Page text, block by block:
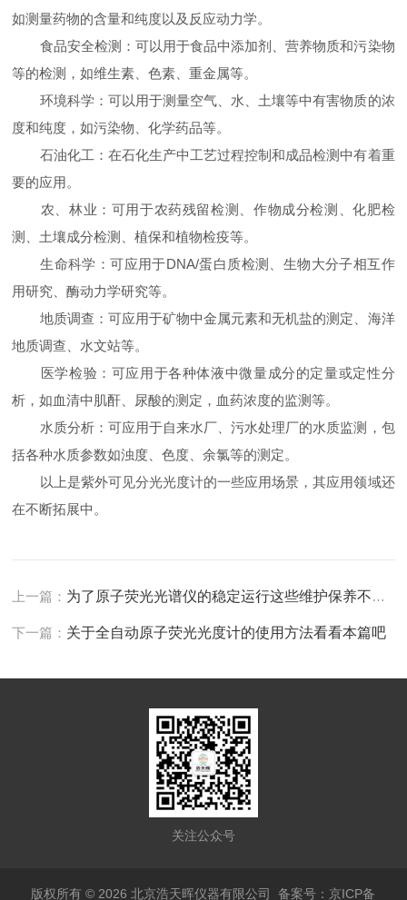
如测量药物的含量和纯度以及反应动力学。
食品安全检测：可以用于食品中添加剂、营养物质和污染物
等的检测，如维生素、色素、重金属等。
环境科学：可以用于测量空气、水、土壤等中有害物质的浓
度和纯度，如污染物、化学药品等。
石油化工：在石化生产中工艺过程控制和成品检测中有着重
要的应用。
农、林业：可用于农药残留检测、作物成分检测、化肥检
测、土壤成分检测、植保和植物检疫等。
生命科学：可应用于DNA/蛋白质检测、生物大分子相互作
用研究、酶动力学研究等。
地质调查：可应用于矿物中金属元素和无机盐的测定、海洋
地质调查、水文站等。
医学检验：可应用于各种体液中微量成分的定量或定性分
析，如血清中肌酐、尿酸的测定，血药浓度的监测等。
水质分析：可应用于自来水厂、污水处理厂的水质监测，包
括各种水质参数如浊度、色度、余氯等的测定。
以上是紫外可见分光光度计的一些应用场景，其应用领域还
在不断拓展中。
上一篇： 为了原子荧光光谱仪的稳定运行这些维护保养不可少
下一篇： 关于全自动原子荧光光度计的使用方法看看本篇吧
关注公众号
版权所有 © 2026 北京浩天晖仪器有限公司备案号：京ICP备